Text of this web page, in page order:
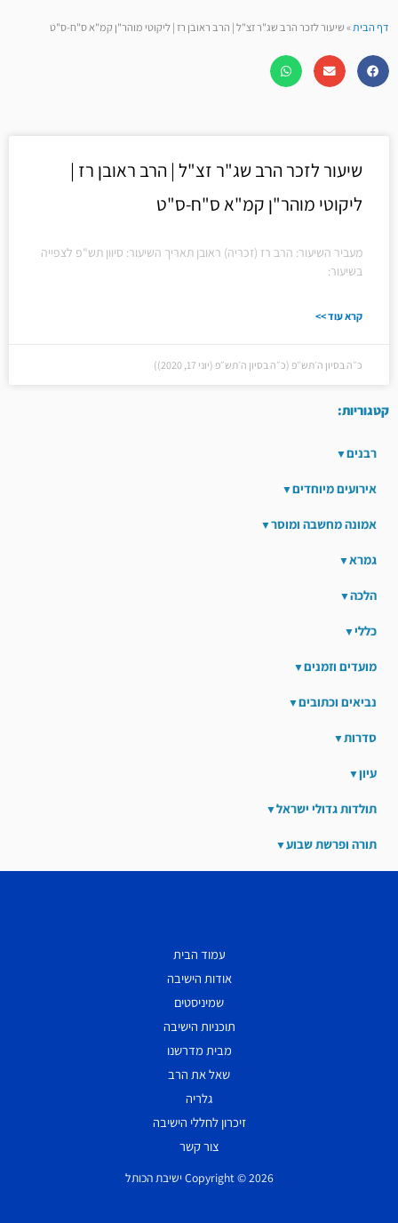
דף הבית»שיעור לזכר הרב שג"ר זצ"ל | הרב ראובן רז | ליקוטי מוהר"ן קמ"א ס"ח-ס"ט
שיעור לזכר הרב שג"ר זצ"ל | הרב ראובן רז |
ליקוטי מוהר"ן קמ"א ס"ח-ס"ט
מעביר השיעור: הרב רז (זכריה) ראובן תאריך השיעור: סיוון תש"פ לצפייה
בשיעור:
קרא עוד >>
כ״ה בסיון ה׳תש״פ (כ״ה בסיון ה׳תש״פ (יוני 17, 2020))
קטגוריות:
רבנים
אירועים מיוחדים
אמונה מחשבה ומוסר
גמרא
הלכה
כללי
מועדים וזמנים
נביאים וכתובים
סדרות
עיון
תולדות גדולי ישראל
תורה ופרשת שבוע
עמוד הבית
אודות הישיבה
שמיניסטים
תוכניות הישיבה
מבית מדרשנו
שאל את הרב
גלריה
זיכרון לחללי הישיבה
צור קשר
Copyright © 2026 ישיבת הכותל